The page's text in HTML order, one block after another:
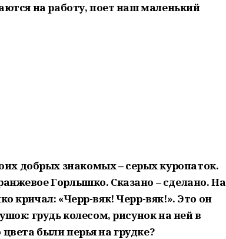
на работу, поет наш маленький
добрых знакомых – серых куропаток.
Горлышко. Сказано – сделано. На
кричал: «Черр-вяк! Черр-вяк!». Это он
грудь колесом, рисунок на ней в
были перья на грудке?